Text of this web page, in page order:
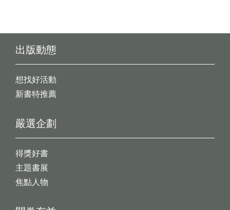
出版動態
想找好活動
新書特推薦
嚴選企劃
得獎好書
主題書展
焦點人物